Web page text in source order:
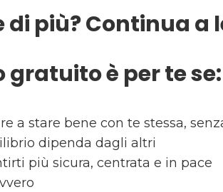
di più? Continua a
gratuito è per te se:
a stare bene con te stessa,
dipenda dagli altri
più sicura, centrata e in pace